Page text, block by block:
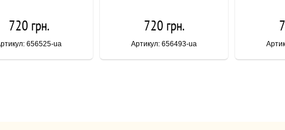
720 грн.
656525-ua
720 грн.
Артикул: 656493-ua